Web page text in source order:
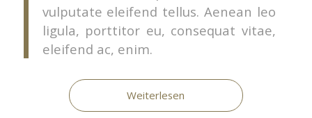
vulputate eleifend tellus. Aenean leo
ligula, porttitor eu, consequat vitae,
eleifend ac, enim.
Weiterlesen